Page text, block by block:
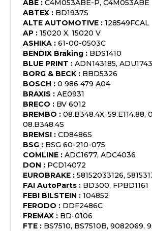
ABE : C4M053ABE-P, C4M053ABE
ABTEX : BD1937S
ALTE AUTOMOTIVE : 128549FCAL
AP : 15020 X, 15020 V
ASHIKA : 61-00-0503C
BENDIX Braking : BDS1410
BLUE PRINT : ADN143185,
BORG & BECK : BBD5326
BOSCH : 0 986 479 A04
BRAXIS : AE0931
BRECO : BV 6012
BREMBO : 08.B348.4X, 59.E114.88,
08.B348.4S
BREMSI : CD8486S
BSG : BSG 60-210-075
COMLINE : ADC1677, ADC4036
DON : PCD14072
EUROBRAKE : 58152033126,
FAI AutoParts : BD300, FPBD1161
FEBI BILSTEIN : 104852
FERODO : DDF2486C
FREMAX : BD-0106
FTE : BS7510, BS7510B, 9082069,